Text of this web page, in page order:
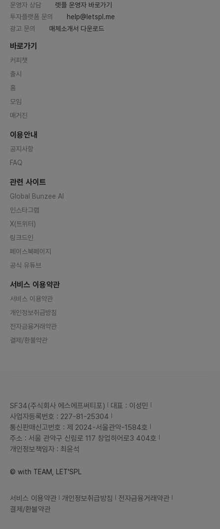
운영자 상담
렛플 운영자 바로가기
투자플랫폼 문의
help@letspl.me
광고 문의
매체소개서 다운로드
바로가기
커피챗
출시
홈
모임
매거진
이용안내
공지사항
FAQ
관련 사이트
Global Bunzee AI
인스타그램
X(트위터)
링크드인
페이스북페이지
공식 유튜브
서비스 이용약관
서비스 이용약관
개인정보취급방침
전자금융거래약관
결제/환불약관
SF34(주식회사 에스에프써티포)
대표 : 이성민
사업자등록번호 : 227-81-25304
통신판매신고번호 : 제 2024-서울관악-1584호
주소 : 서울 관악구 신림로 117 창업히어로3 404호
개인정보책임자 : 최윤석
© with TEAM, LET'SPL
서비스 이용약관 개인정보취급방침
전자금융거래약관
결제/환불약관